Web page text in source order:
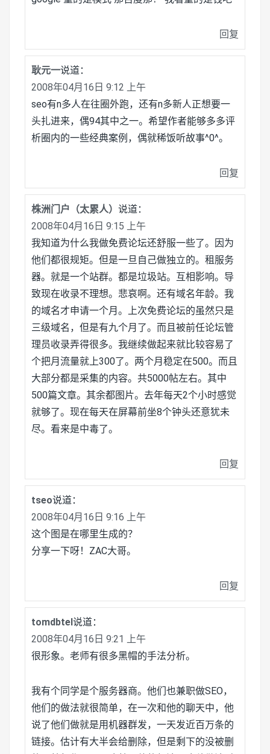
回复
耿元一说道：
2008年04月16日 9:12 上午
seo有n多人在往圈外跑，还有n多新人正想要一
头扎进来，偶94其中之一。希望作者能够多多评
析圈内的一些经典案例，偶就稀饭听故事^0^。
回复
株洲门户（太累人） 说道：
2008年04月16日 9:15 上午
我知道为什么我做免费论坛还舒服一些了。因为
他们都很规矩。但是一旦自己做独立的。租服务
器。就是一个站群。都是垃圾站。互相影响。导
致现在收录不理想。悲哀啊。还有域名年龄。我
的域名才申请一个月。上次免费论坛的虽然只是
三级域名，但是有九个月了。而且被前任论坛管
理员收录弄得很多。我继续做起来就比较容易了
个把月流量就上300了。两个月稳定在500。而且
大部分都是采集的内容。共5000帖左右。其中
500篇文章。其余都图片。去年每天2个小时感觉
就够了。现在每天在屏幕前坐8个钟头还意犹未
尽。看来是中毒了。
回复
tseo说道：
2008年04月16日 9:16 上午
这个图是在哪里生成的？
分享一下呀！ZAC大哥。
回复
tomdbtel说道：
2008年04月16日 9:21 上午
很形象。老师有很多黑帽的手法分析。
我有个同学是个服务器商。他们也兼职做SEO，
他们的做法就很简单，在一次和他的聊天中，他
说了他们做就是用机器群发，一天发近百万条的
链接。估计有大半会给删除，但是剩下的没被删